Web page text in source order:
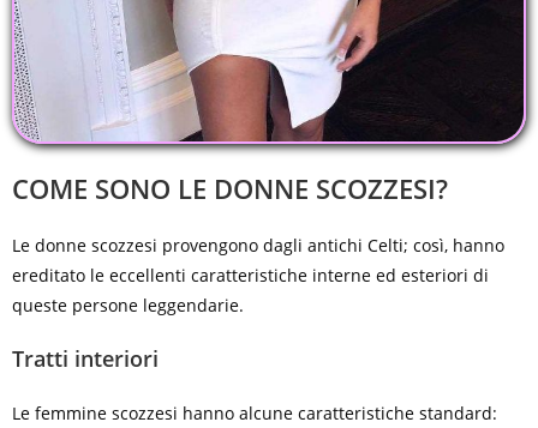
COME SONO LE DONNE SCOZZESI?
Le donne scozzesi provengono dagli antichi Celti; così, hanno
ereditato le eccellenti caratteristiche interne ed esteriori di
queste persone leggendarie.
Tratti interiori
Le femmine scozzesi hanno alcune caratteristiche standard: